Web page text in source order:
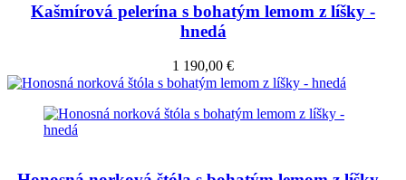
Kašmírová pelerína s bohatým lemom z líšky -
hnedá
1 190,00 €